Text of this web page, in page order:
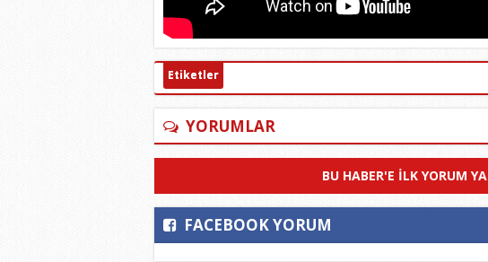
Etiketler
YORUMLAR
BU HABER'E ILK YORUM
FACEBOOK YORUM